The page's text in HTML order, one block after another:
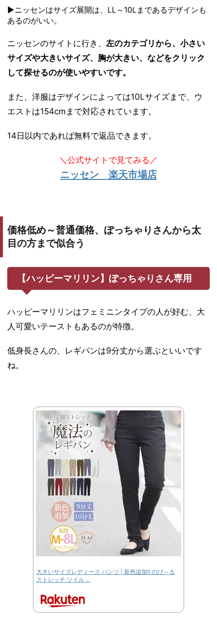
▶ニッセンはサイズ展開は、LL～10Lまであるデザインも
あるのがいい。
ニッセンのサイトに行き、 左のカテゴリから、小さい
サイズや大きいサイズ、胸が大きい、などをクリック
して探せるのが使いやすいです。
また、洋服はデザインによっては10Lサイズまで、ウ
エストは154cmまで対応されています。
14日以内であれば無料で返品できます。
＼公式サイトで見てみる／
ニッセン 楽天市場店
価格低め～普通価格、ぽっちゃりさんから太
目の方まで似合う
【ハッピーマリリン】ぽっちゃりさん専用
ハッピーマリリンはフェミニンタイプの人が好む、大
人可愛いテーストもあるのが特徴。
低身長さんの、レギパンは9分丈から選ぶといいです
ね。
大きいサイズレディース パンツ | 新色追加!! のび～る
ストレッチ ツイル ...